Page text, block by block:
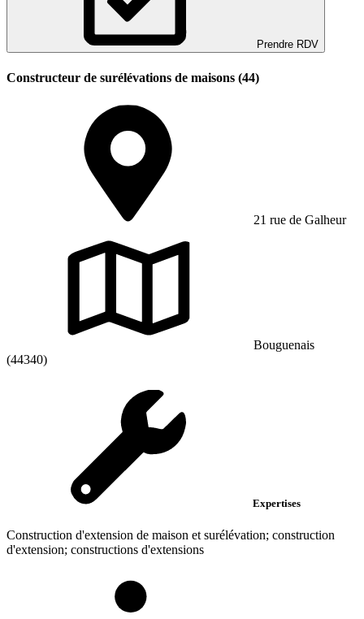
Prendre RDV
Constructeur de surélévations de maisons (44)
21 rue de Galheur
Bouguenais
(44340)
Expertises
Construction d'extension de maison et surélévation; construction
d'extension; constructions d'extensions